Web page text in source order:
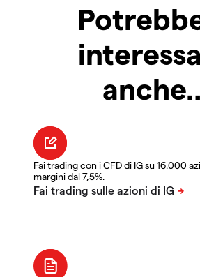
Fai trading con i CFD di IG su 16.000
margini dal 7,5%.